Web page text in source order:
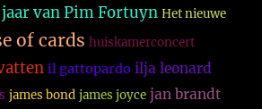
van Pim Fortuyn Het nieuwe
of cards huiskamerconcert
il gattopardo ilja leonard
james bond james joyce jan brandt